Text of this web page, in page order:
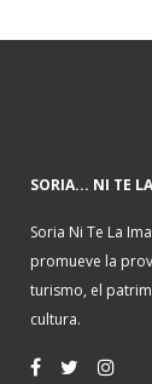
SORIA... NI TE
Soria Ni Te La
promueve la
turismo, el
cultura.